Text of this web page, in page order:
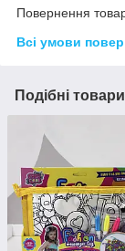
Повернення
Всі умови
Подібні